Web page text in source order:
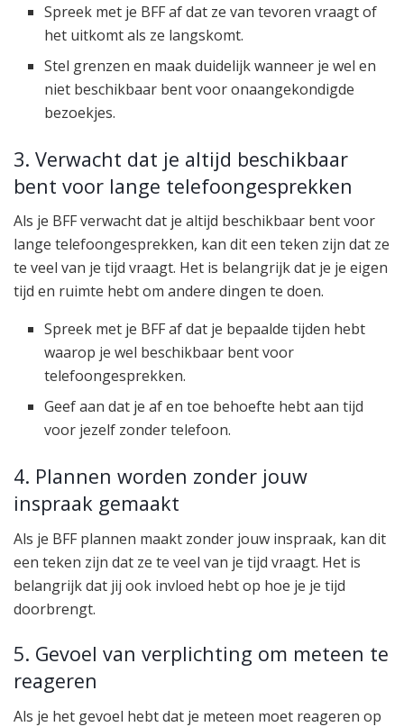
Spreek met je BFF af dat ze van tevoren vraagt of
het uitkomt als ze langskomt.
Stel grenzen en maak duidelijk wanneer je wel en
niet beschikbaar bent voor onaangekondigde
bezoekjes.
3. Verwacht dat je altijd beschikbaar
bent voor lange telefoongesprekken
Als je BFF verwacht dat je altijd beschikbaar bent voor
lange telefoongesprekken, kan dit een teken zijn dat ze
te veel van je tijd vraagt. Het is belangrijk dat je je eigen
tijd en ruimte hebt om andere dingen te doen.
Spreek met je BFF af dat je bepaalde tijden hebt
waarop je wel beschikbaar bent voor
telefoongesprekken.
Geef aan dat je af en toe behoefte hebt aan tijd
voor jezelf zonder telefoon.
4. Plannen worden zonder jouw
inspraak gemaakt
Als je BFF plannen maakt zonder jouw inspraak, kan dit
een teken zijn dat ze te veel van je tijd vraagt. Het is
belangrijk dat jij ook invloed hebt op hoe je je tijd
doorbrengt.
5. Gevoel van verplichting om meteen te
reageren
Als je het gevoel hebt dat je meteen moet reageren op